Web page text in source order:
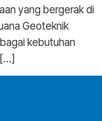
yang bergerak di
Geoteknik
kebutuhan